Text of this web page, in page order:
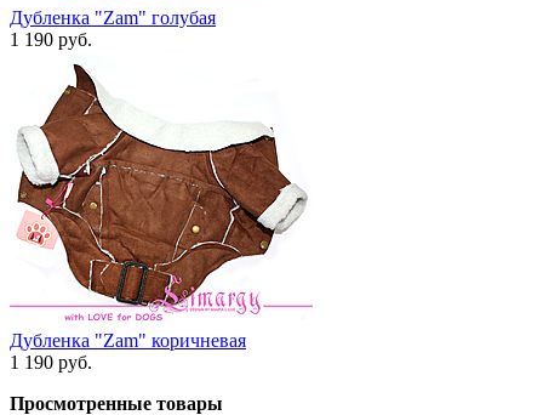
Дубленка "Zam" голубая
1 190 руб.
Дубленка "Zam" коричневая
1 190 руб.
Просмотренные товары